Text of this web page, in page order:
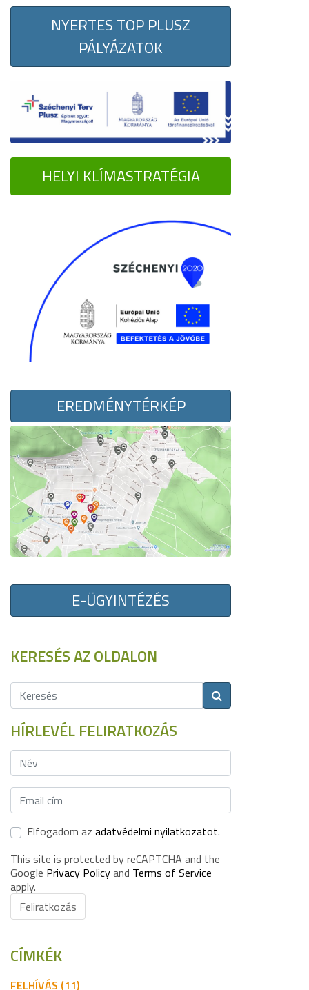
NYERTES TOP PLUSZ
PÁLYÁZATOK
HELYI KLÍMASTRATÉGIA
EREDMÉNYTÉRKÉP
E-ÜGYINTÉZÉS
KERESÉS AZ OLDALON
HÍRLEVÉL FELIRATKOZÁS
Elfogadom az adatvédelmi nyilatkozatot.
This site is protected by reCAPTCHA and the
Google Privacy Policyand Terms of Service
apply.
Feliratkozás
CÍMKÉK
FELHÍVÁS (11)